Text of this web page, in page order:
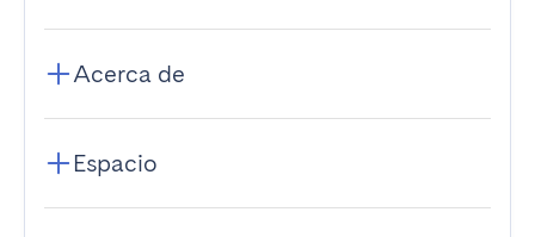
Acerca de
Espacio